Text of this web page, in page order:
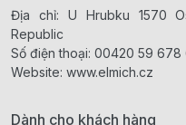
Địa chỉ: U Hrubku 1570
Republic
Số điện thoại: 00420 59 678
Website: www.elmich.cz
Dành cho khách hàng